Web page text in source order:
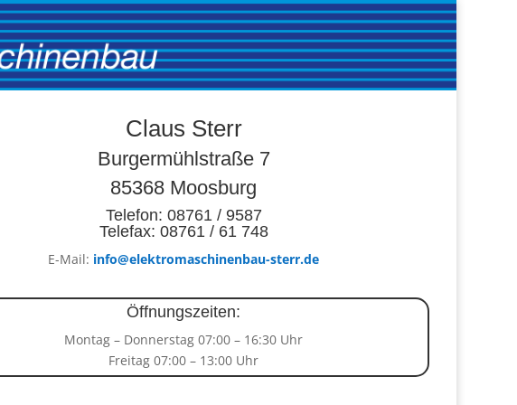
Claus Sterr
Burgermühlstraße 7
85368 Moosburg
Telefon: 08761 / 9587
Telefax: 08761 / 61 748
E-Mail: info@elektromaschinenbau-sterr.de
Öffnungszeiten:
Montag – Donnerstag 07:00 – 16:30 Uhr
Freitag 07:00 – 13:00 Uhr